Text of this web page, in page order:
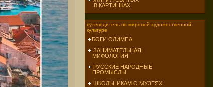
В КАРТИНКАХ
путеводитель по мировой художественной
культуре
БОГИ ОЛИМПА
ЗАНИМАТЕЛЬНАЯ
МИФОЛОГИЯ
РУССКИЕ НАРОДНЫЕ
ПРОМЫСЛЫ
ШКОЛЬНИКАМ О МУЗЕЯХ